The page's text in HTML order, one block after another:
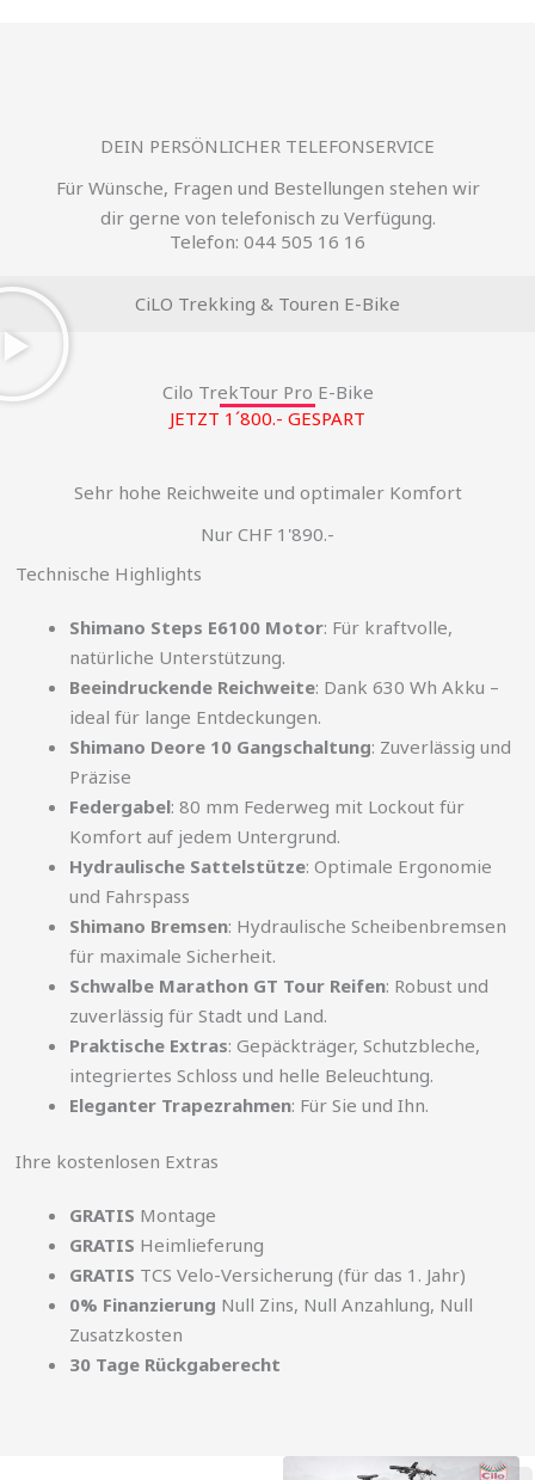
DEIN PERSÖNLICHER TELEFONSERVICE
Für Wünsche, Fragen und Bestellungen stehen wir
dir gerne von telefonisch zu Verfügung.
Telefon: 044 505 16 16
CiLO Trekking & Touren E-Bike
Cilo TrekTour Pro E-Bike
JETZT 1´800.- GESPART
Sehr hohe Reichweite und optimaler Komfort
Nur CHF 1'890.-
Technische Highlights
Shimano Steps E6100 Motor: Für kraftvolle,
natürliche Unterstützung.
Beeindruckende Reichweite: Dank 630 Wh Akku –
ideal für lange Entdeckungen.
Shimano Deore 10 Gangschaltung: Zuverlässig und
Präzise
Federgabel: 80 mm Federweg mit Lockout für
Komfort auf jedem Untergrund.
Hydraulische Sattelstütze: Optimale Ergonomie
und Fahrspass
Shimano Bremsen: Hydraulische Scheibenbremsen
für maximale Sicherheit.
Schwalbe Marathon GT Tour Reifen: Robust und
zuverlässig für Stadt und Land.
Praktische Extras: Gepäckträger, Schutzbleche,
integriertes Schloss und helle Beleuchtung.
Eleganter Trapezrahmen: Für Sie und Ihn.
Ihre kostenlosen Extras
GRATIS Montage
GRATIS Heimlieferung
GRATIS TCS Velo-Versicherung (für das 1. Jahr)
0% Finanzierung Null Zins, Null Anzahlung, Null
Zusatzkosten
30 Tage Rückgaberecht